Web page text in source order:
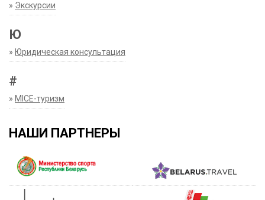
» Экскурсии
Ю
» Юридическая консультация
#
» MICE-туризм
НАШИ ПАРТНЕРЫ